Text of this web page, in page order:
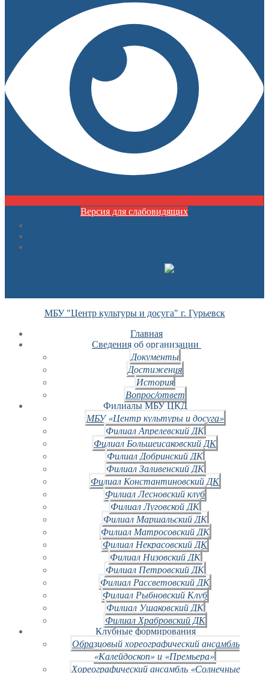
Версия для слабовидящих
МБУ "Центр культуры и досуга" г. Гурьевск
Главная
Сведения об организации
Документы
Достижения
История
Вопрос/ответ
Филиалы МБУ ЦКД
МБУ «Центр культуры и досуга»
Филиал Апрелевский ДК
Филиал Большеисаковский ДК
Филиал Добринский ДК
Филиал Заливенский ДК
Филиал Константиновский ДК
Филиал Лесновский клуб
Филиал Луговской ДК
Филиал Маршальский ДК
Филиал Матросовский ДК
Филиал Некрасовский ДК
Филиал Низовский ДК
Филиал Петровский ДК
Филиал Рассветовский ДК
Филиал Рыбновский Клуб
Филиал Ушаковский ДК
Филиал Храбровский ДК
Клубные формирования
Образцовый хореографический ансамбль
«Калейдоскоп» и «Премьера»
Хореографический ансамбль «Солнечные